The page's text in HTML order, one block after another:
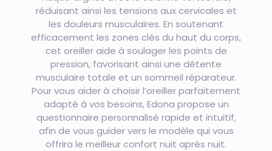
réduisant ainsi les tensions aux cervicales et
les douleurs musculaires. En soutenant
efficacement les zones clés du haut du corps,
cet oreiller aide à soulager les points de
pression, favorisant ainsi une détente
musculaire totale et un sommeil réparateur.
Pour vous aider à choisir l’oreiller parfaitement
adapté à vos besoins, Edona propose un
questionnaire personnalisé rapide et intuitif,
afin de vous guider vers le modèle qui vous
offrira le meilleur confort nuit après nuit.